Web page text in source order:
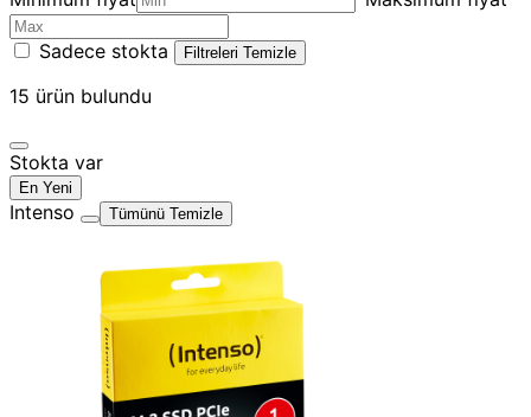
Sadece stokta Filtreleri Temizle
15 ürün bulundu
Stokta var
En Yeni
Intenso Tümünü Temizle